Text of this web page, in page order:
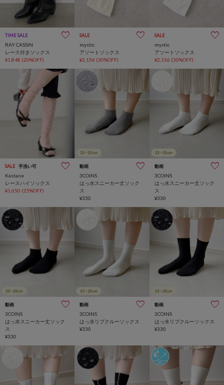
TIME SALE
RAY CASSIN
レース付きソックス
¥1,848 (20%OFF)
SALE
mystic
アソートソックス
¥2,156 (30%OFF)
SALE
mystic
アソートソックス
¥2,156 (30%OFF)
SALE 手洗い可
Kastane
レースハイソックス
¥1,650 (25%OFF)
動画
3COINS
はっ水スニーカー丈ソック
ス
¥330
動画
3COINS
はっ水スニーカー丈ソック
ス
¥330
動画
3COINS
はっ水スニーカー丈ソック
ス
¥330
動画
3COINS
はっ水リブクルーソックス
¥330
動画
3COINS
はっ水リブクルーソックス
¥330